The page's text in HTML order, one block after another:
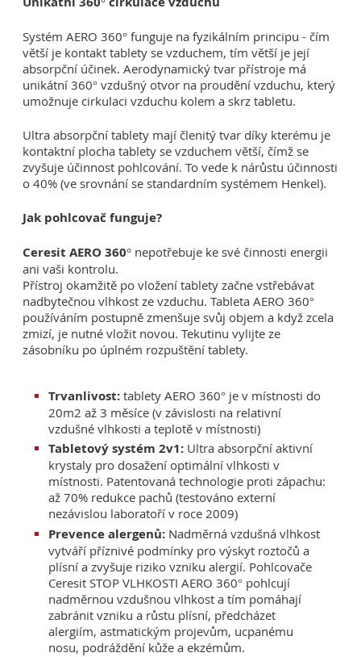
Systém AERO 360° funguje na fyzikálním principu - čím
větší je kontakt tablety se vzduchem, tím větší je její
absorpční účinek. Aerodynamický tvar přístroje má
unikátní 360° vzdušný otvor na proudění vzduchu, který
umožnuje cirkulaci vzduchu kolem a skrz tabletu.
Ultra absorpční tablety mají členitý tvar díky kterému je
kontaktní plocha tablety se vzduchem větší, čímž se
zvyšuje účinnost pohlcování. To vede k nárůstu účinnosti
o 40% (ve srovnání se standardním systémem Henkel).
Jak pohlcovač funguje?
Ceresit AERO 360° nepotřebuje ke své činnosti energii
ani vaši kontrolu.
Přístroj okamžitě po vložení tablety začne vstřebávat
nadbytečnou vlhkost ze vzduchu. Tableta AERO 360°
používáním postupně zmenšuje svůj objem a když zcela
zmizí, je nutné vložit novou. Tekutinu vylijte ze
zásobníku po úplném rozpuštění tablety.
Trvanlivost: tablety AERO 360° je v místnosti do
20m2 až 3 měsíce (v závislosti na relativní
vzdušné vlhkosti a teplotě v místnosti)
Tabletový systém 2v1: Ultra absorpční aktivní
krystaly pro dosažení optimální vlhkosti v
místnosti. Patentovaná technologie proti zápachu:
až 70% redukce pachů (testováno externí
nezávislou laboratoří v roce 2009)
Prevence alergenů: Nadměrná vzdušná vlhkost
vytváří příznivé podmínky pro výskyt roztočů a
plísní a zvyšuje riziko vzniku alergií. Pohlcovače
Ceresit STOP VLHKOSTI AERO 360° pohlcují
nadměrnou vzdušnou vlhkost a tím pomáhají
zabránit vzniku a růstu plísní, předcházet
alergiím, astmatickým projevům, ucpanému
nosu, podráždění kůže a ekzémům.